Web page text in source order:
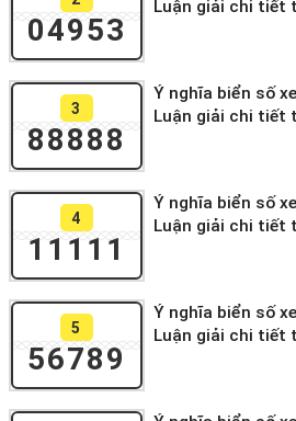
04953
Luận giải chi tiết
3
88888
Ý nghĩa biển số
Luận giải chi tiết
4
11111
Ý nghĩa biển số
Luận giải chi tiết
5
56789
Ý nghĩa biển số
Luận giải chi tiết